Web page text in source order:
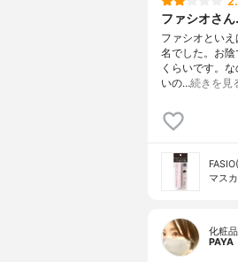
ファシオさ
ファシオとい
名でした。お
くらいです。
いの…続きを見
マス
化粧
PAYA